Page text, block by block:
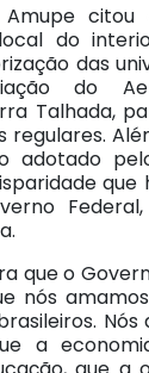
citou
do
das
do
Talhada,
regulares.
adotado
que o
nós
Nós
a